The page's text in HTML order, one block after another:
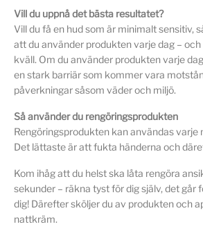
Vill du uppnå det bästa resultatet?
Vill du få en hud som är minimalt sensitiv,
att du använder produkten varje dag –
kväll. Om du använder produkten varje
en stark barriär som kommer vara
påverkningar såsom väder och miljö.
Så använder du rengöringsprodukten
Rengöringsprodukten kan användas varje
Det lättaste är att fukta händerna och
Kom ihåg att du helst ska låta rengöra
sekunder – räkna tyst för dig själv, det går
dig! Därefter sköljer du av produkten och
nattkräm.